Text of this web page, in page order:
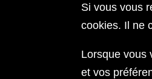
Si vous vous
cookies. Il ne
Lorsque vous
et vos